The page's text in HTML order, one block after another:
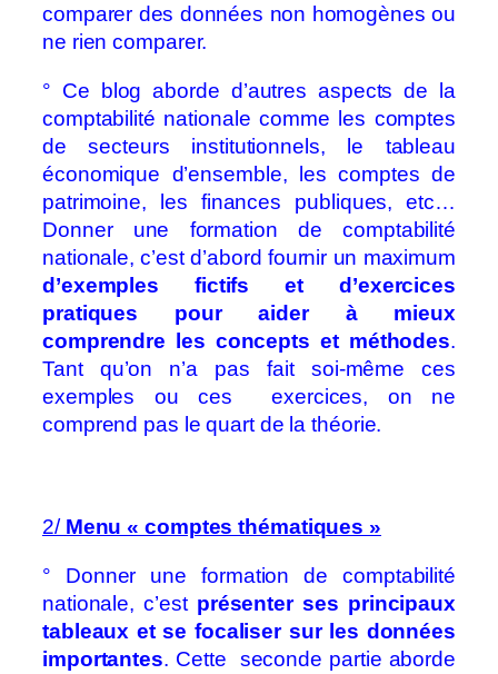
comparer des données non homogènes ou
ne rien comparer.
° Ce blog aborde d’autres aspects de la
comptabilité nationale comme les comptes
de secteurs institutionnels, le tableau
économique d’ensemble, les comptes de
patrimoine, les finances publiques, etc…
Donner une formation de comptabilité
nationale, c’est d’abord fournir un maximum
d’exemples fictifs et d’exercices
pratiques pour aider à mieux
comprendre les concepts et méthodes.
Tant qu’on n’a pas fait soi-même ces
exemples ou ces exercices, on ne
comprend pas le quart de la théorie.
2/ Menu « comptes thématiques »
° Donner une formation de comptabilité
nationale, c’est présenter ses principaux
tableaux et se focaliser sur les données
importantes. Cette seconde partie aborde